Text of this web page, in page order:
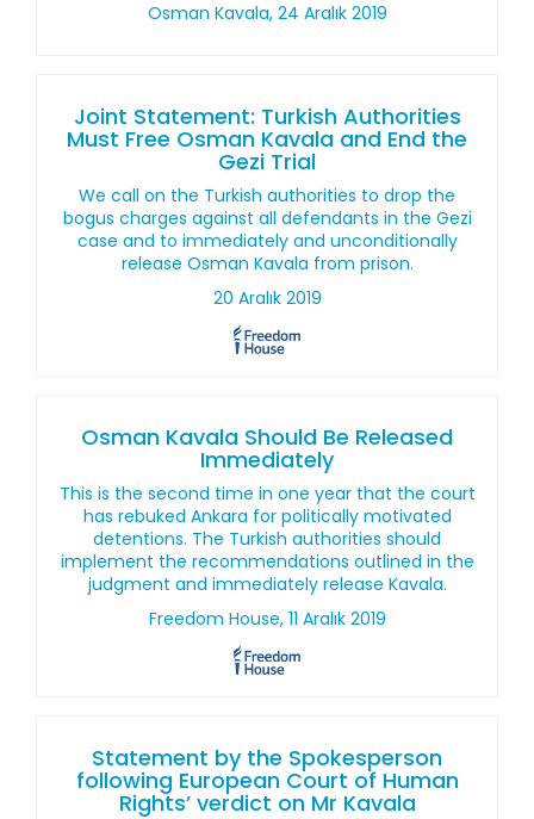
Osman Kavala, 24 Aralık 2019
Joint Statement: Turkish Authorities
Must Free Osman Kavala and End the
Gezi Trial
We call on the Turkish authorities to drop the
bogus charges against all defendants in the Gezi
case and to immediately and unconditionally
release Osman Kavala from prison.
20 Aralık 2019
Osman Kavala Should Be Released
Immediately
This is the second time in one year that the court
has rebuked Ankara for politically motivated
detentions. The Turkish authorities should
implement the recommendations outlined in the
judgment and immediately release Kavala.
Freedom House, 11 Aralık 2019
Statement by the Spokesperson
following European Court of Human
Rights’ verdict on Mr Kavala